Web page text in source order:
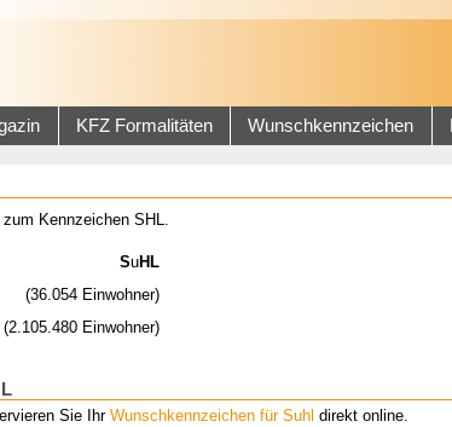
KFZ Formalitäten Wunschkennzeichen
Kennzeichen SHL.
SuHL
(36.054 Einwohner)
(2.105.480 Einwohner)
Sie IhrWunschkennzeichen für Suhl direkt online.